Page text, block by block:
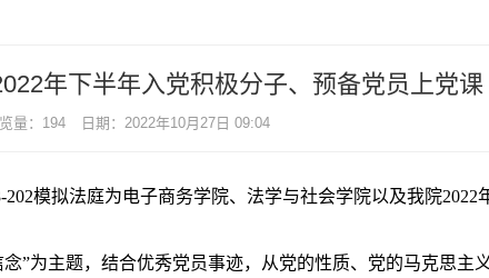
年下半年入党积极分子、预备党员上党课
量：194 日期：2022年10月27日 09:04
模拟法庭为电子商务学院、法学与社会学院以及我院2022
”为主题，结合优秀党员事迹，从党的性质、党的马克思主